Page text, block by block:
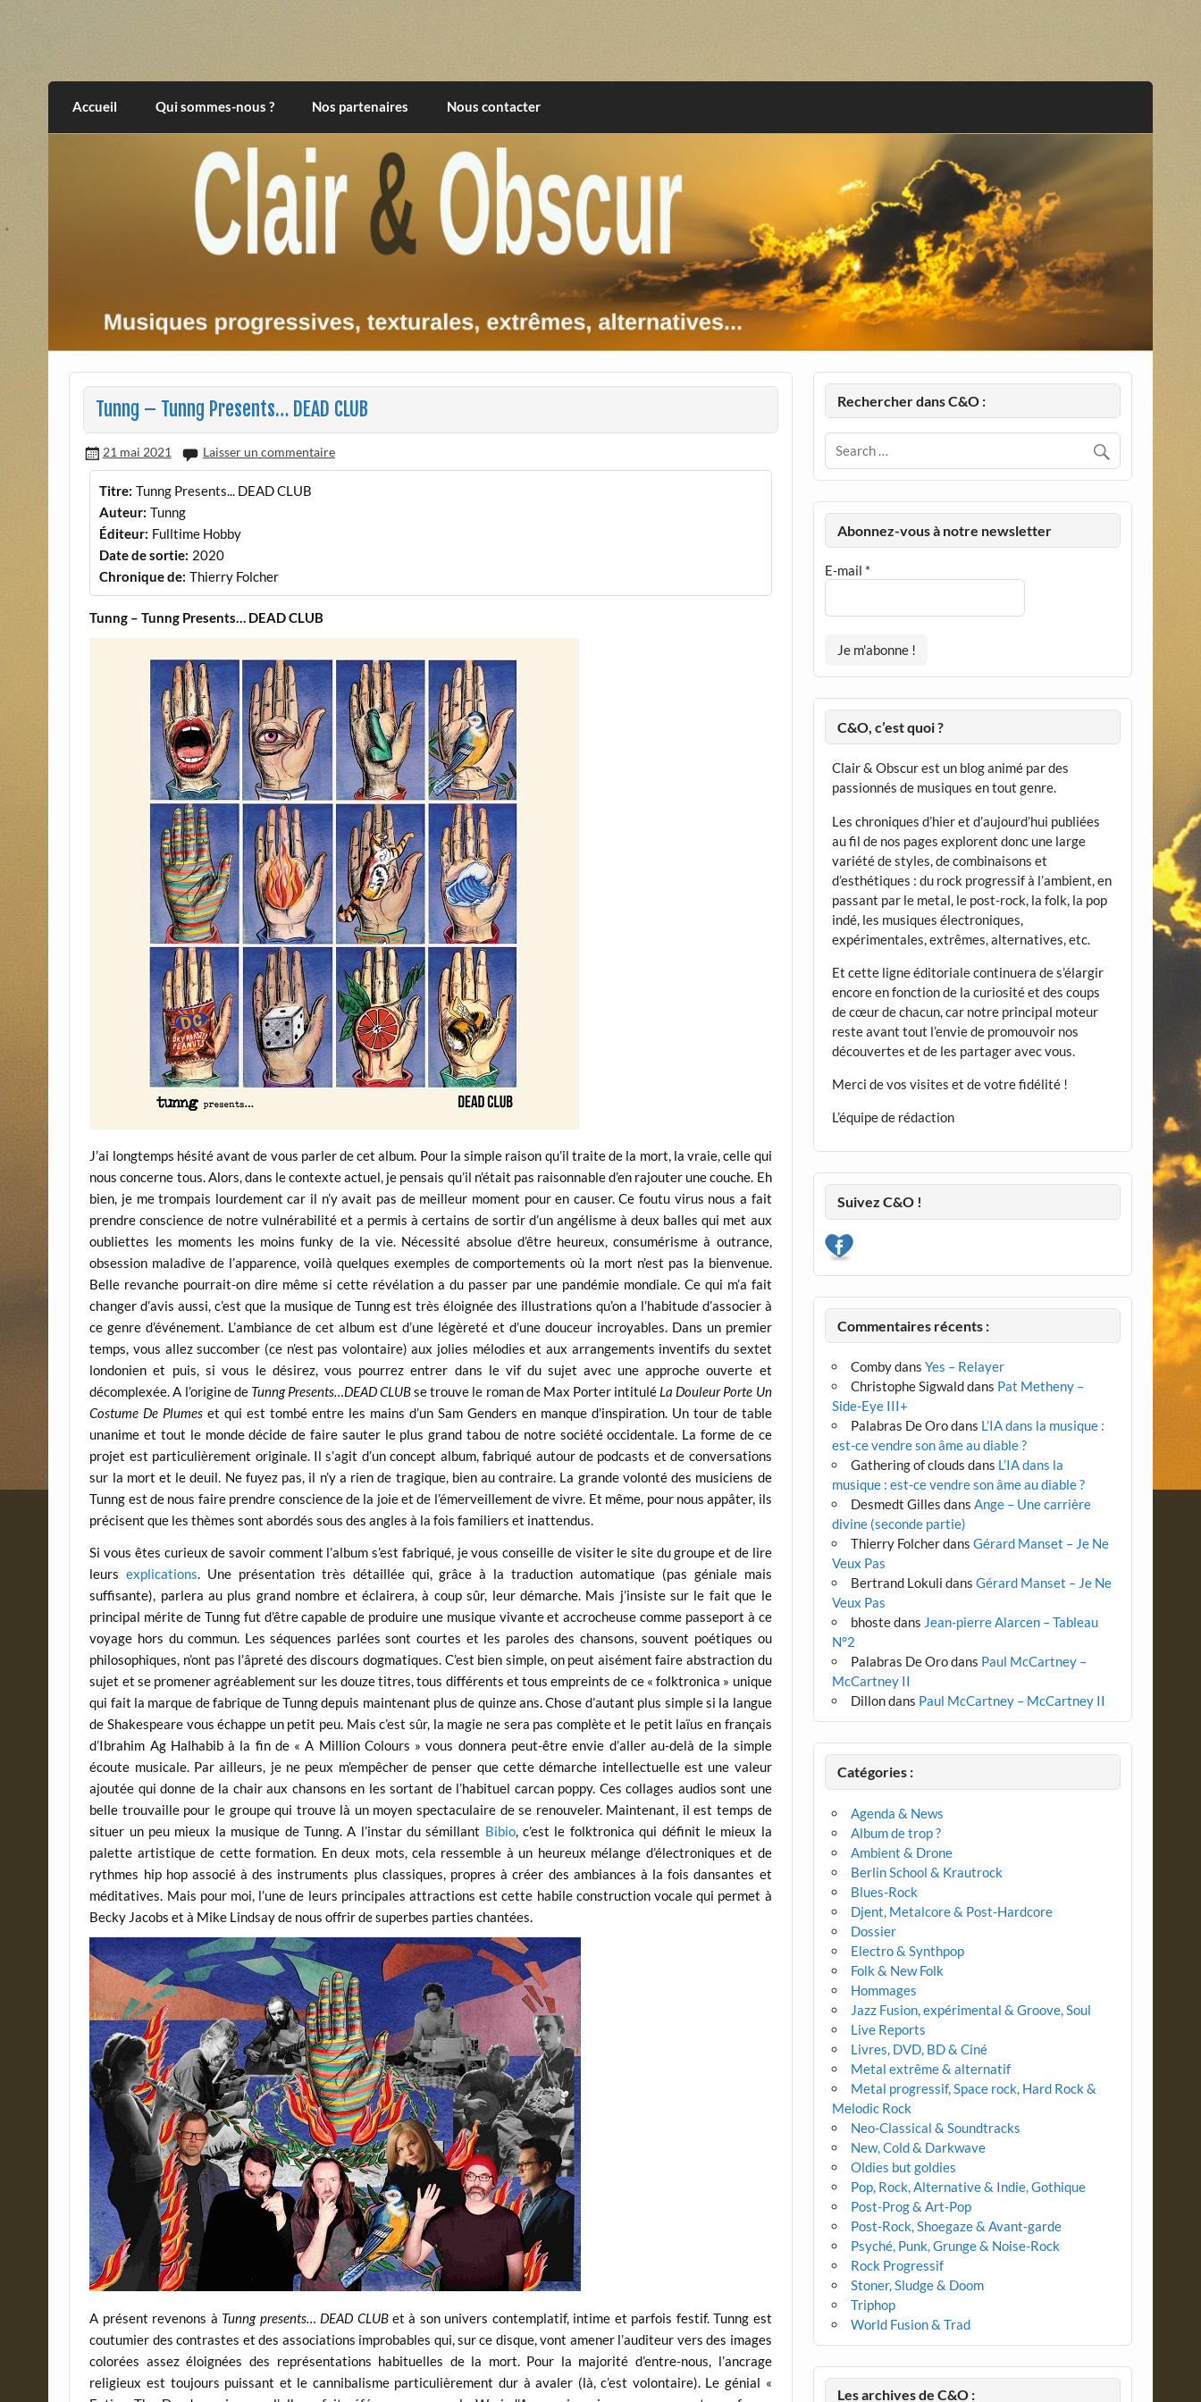
Clair et Obscur
Accueil Qui sommes-nous ? Nos partenaires Nous contacter
Tunng – Tunng Presents… DEAD CLUB
21 mai 2021 Laisser un commentaire
Titre: Tunng Presents... DEAD CLUB
Auteur: Tunng
Éditeur: Fulltime Hobby
Date de sortie: 2020
Chronique de: Thierry Folcher
Tunng – Tunng Presents… DEAD CLUB
J’ai longtemps hésité avant de vous parler de cet album. Pour la simple raison qu’il traite de la mort, la vraie, celle qui
nous concerne tous. Alors, dans le contexte actuel, je pensais qu’il n’était pas raisonnable d’en rajouter une couche. Eh
bien, je me trompais lourdement car il n’y avait pas de meilleur moment pour en causer. Ce foutu virus nous a fait
prendre conscience de notre vulnérabilité et a permis à certains de sortir d’un angélisme à deux balles qui met aux
oubliettes les moments les moins funky de la vie. Nécessité absolue d’être heureux, consumérisme à outrance,
obsession maladive de l’apparence, voilà quelques exemples de comportements où la mort n’est pas la bienvenue.
Belle revanche pourrait-on dire même si cette révélation a du passer par une pandémie mondiale. Ce qui m’a fait
changer d’avis aussi, c’est que la musique de Tunng est très éloignée des illustrations qu’on a l’habitude d’associer à
ce genre d’événement. L’ambiance de cet album est d’une légèreté et d’une douceur incroyables. Dans un premier
temps, vous allez succomber (ce n’est pas volontaire) aux jolies mélodies et aux arrangements inventifs du sextet
londonien et puis, si vous le désirez, vous pourrez entrer dans le vif du sujet avec une approche ouverte et
décomplexée. A l’origine de Tunng Presents…DEAD CLUBse trouve le roman de Max Porter intitulé La Douleur Porte Un
Costume De Plumes et qui est tombé entre les mains d’un Sam Genders en manque d’inspiration. Un tour de table
unanime et tout le monde décide de faire sauter le plus grand tabou de notre société occidentale. La forme de ce
projet est particulièrement originale. Il s’agit d’un concept album, fabriqué autour de podcasts et de conversations
sur la mort et le deuil. Ne fuyez pas, il n’y a rien de tragique, bien au contraire. La grande volonté des musiciens de
Tunng est de nous faire prendre conscience de la joie et de l’émerveillement de vivre. Et même, pour nous appâter, ils
précisent que les thèmes sont abordés sous des angles à la fois familiers et inattendus.
Si vous êtes curieux de savoir comment l’album s’est fabriqué, je vous conseille de visiter le site du groupe et de lire
leursexplications. Une présentation très détaillée qui, grâce à la traduction automatique (pas géniale mais
suffisante), parlera au plus grand nombre et éclairera, à coup sûr, leur démarche. Mais j’insiste sur le fait que le
principal mérite de Tunng fut d’être capable de produire une musique vivante et accrocheuse comme passeport à ce
voyage hors du commun. Les séquences parlées sont courtes et les paroles des chansons, souvent poétiques ou
philosophiques, n’ont pas l’âpreté des discours dogmatiques. C’est bien simple, on peut aisément faire abstraction du
sujet et se promener agréablement sur les douze titres, tous différents et tous empreints de ce « folktronica » unique
qui fait la marque de fabrique de Tunng depuis maintenant plus de quinze ans. Chose d’autant plus simple si la langue
de Shakespeare vous échappe un petit peu. Mais c’est sûr, la magie ne sera pas complète et le petit laïus en français
d’Ibrahim Ag Halhabib à la fin de « A Million Colours » vous donnera peut-être envie d’aller au-delà de la simple
écoute musicale. Par ailleurs, je ne peux m’empêcher de penser que cette démarche intellectuelle est une valeur
ajoutée qui donne de la chair aux chansons en les sortant de l’habituel carcan poppy. Ces collages audios sont une
belle trouvaille pour le groupe qui trouve là un moyen spectaculaire de se renouveler. Maintenant, il est temps de
situer un peu mieux la musique de Tunng. A l’instar du sémillant Bibio, c’est le folktronica qui définit le mieux la
palette artistique de cette formation. En deux mots, cela ressemble à un heureux mélange d’électroniques et de
rythmes hip hop associé à des instruments plus classiques, propres à créer des ambiances à la fois dansantes et
méditatives. Mais pour moi, l’une de leurs principales attractions est cette habile construction vocale qui permet à
Becky Jacobs et à Mike Lindsay de nous offrir de superbes parties chantées.
A présent revenons à Tunng presents… DEAD CLUBet à son univers contemplatif, intime et parfois festif. Tunng est
coutumier des contrastes et des associations improbables qui, sur ce disque, vont amener l’auditeur vers des images
colorées assez éloignées des représentations habituelles de la mort. Pour la majorité d’entre-nous, l’ancrage
religieux est toujours puissant et le cannibalisme particulièrement dur à avaler (là, c’est volontaire). Le génial «
Rechercher dans C&O :
Abonnez-vous à notre newsletter
E-mail *
C&O, c’est quoi ?
Clair & Obscur est un blog animé par des
passionnés de musiques en tout genre.
Les chroniques d’hier et d’aujourd’hui publiées
au fil de nos pages explorent donc une large
variété de styles, de combinaisons et
d’esthétiques : du rock progressif à l’ambient, en
passant par le metal, le post-rock, la folk, la pop
indé, les musiques électroniques,
expérimentales, extrêmes, alternatives, etc.
Et cette ligne éditoriale continuera de s’élargir
encore en fonction de la curiosité et des coups
de cœur de chacun, car notre principal moteur
reste avant tout l’envie de promouvoir nos
découvertes et de les partager avec vous.
Merci de vos visites et de votre fidélité !
L’équipe de rédaction
Suivez C&O !
Commentaires récents :
CombydansYes – Relayer
Christophe Sigwalddans Pat Metheny –
Side-Eye III+
Palabras De Orodans L’IA dans la musique :
est-ce vendre son âme au diable ?
Gathering of clouds dans L’IA dans la
musique : est-ce vendre son âme au diable ?
Desmedt Gilles dansAnge – Une carrière
divine (seconde partie)
Thierry FolcherdansGérard Manset – Je Ne
Veux Pas
Bertrand Lokuli dansGérard Manset – Je Ne
Veux Pas
bhostedans Jean-pierre Alarcen – Tableau
N°2
Palabras De Orodans Paul McCartney –
McCartney II
Dillondans Paul McCartney – McCartney II
Catégories :
Agenda & News
Album de trop ?
Ambient & Drone
Berlin School & Krautrock
Blues-Rock
Djent, Metalcore & Post-Hardcore
Dossier
Electro & Synthpop
Folk & New Folk
Hommages
Jazz Fusion, expérimental & Groove, Soul
Live Reports
Livres, DVD, BD & Ciné
Metal extrême & alternatif
Metal progressif, Space rock, Hard Rock &
Melodic Rock
Neo-Classical & Soundtracks
New, Cold & Darkwave
Oldies but goldies
Pop, Rock, Alternative & Indie, Gothique
Post-Prog & Art-Pop
Post-Rock, Shoegaze & Avant-garde
Psyché, Punk, Grunge & Noise-Rock
Rock Progressif
Stoner, Sludge & Doom
Triphop
World Fusion & Trad
Les archives de C&O :